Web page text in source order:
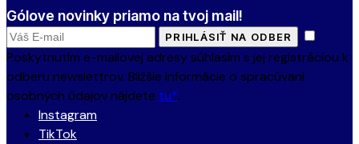
Gólove novinky priamo na tvoj mail!
PRIHLÁSIŤ NA ODBER
Poskytnutím e-mailovej adresy súhlasím s jej registráciou k
odberu newslettrov. Bližšie informácie o spracúvaní
osobných údajov nájdete tu*.
Instagram
TikTok